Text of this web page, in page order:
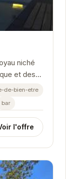
niché
et des
de-bien-etre
bar
l'offre